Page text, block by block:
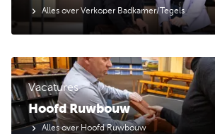
Alles over Verkoper Badkamer/Tegels
Hoofd Ruwbouw
Vacatures
Alles over Hoofd Ruwbouw